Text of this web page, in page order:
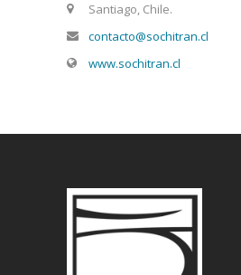
Santiago, Chile.
contacto@sochitran.cl
www.sochitran.cl